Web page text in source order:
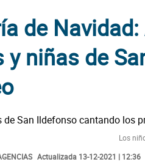
de
y niñas de
Los
Actualizada 13-12-2021 | 12:36